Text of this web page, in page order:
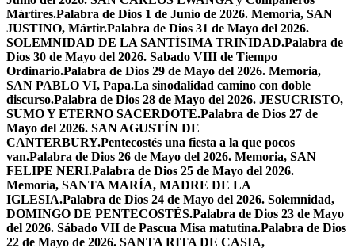
Mártires.Palabra de Dios 1 de Junio de 2026. Memoria, SAN
JUSTINO, Mártir.Palabra de Dios 31 de Mayo del 2026.
SOLEMNIDAD DE LA SANTÍSIMA TRINIDAD.Palabra de
Dios 30 de Mayo del 2026. Sabado VIII de Tiempo
Ordinario.Palabra de Dios 29 de Mayo del 2026. Memoria,
SAN PABLO VI, Papa.La sinodalidad camino con doble
discurso.Palabra de Dios 28 de Mayo del 2026. JESUCRISTO,
SUMO Y ETERNO SACERDOTE.Palabra de Dios 27 de
Mayo del 2026. SAN AGUSTÍN DE
CANTERBURY.Pentecostés una fiesta a la que pocos
van.Palabra de Dios 26 de Mayo del 2026. Memoria, SAN
FELIPE NERI.Palabra de Dios 25 de Mayo del 2026.
Memoria, SANTA MARÍA, MADRE DE LA
IGLESIA.Palabra de Dios 24 de Mayo del 2026. Solemnidad,
DOMINGO DE PENTECOSTÉS.Palabra de Dios 23 de Mayo
del 2026. Sábado VII de Pascua Misa matutina.Palabra de Dios
22 de Mayo de 2026. SANTA RITA DE CASIA,